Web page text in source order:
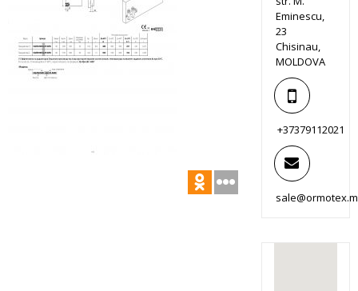
Eminescu,
23
Chisinau,
MOLDOVA
+37379112021